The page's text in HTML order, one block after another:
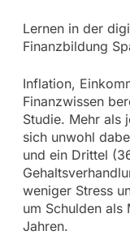
Lernen in der
Finanzbildung
Inflation,
Finanzwissen
Studie. Mehr als
sich unwohl
und ein Drittel
weniger Stress
um Schulden
Jahren.